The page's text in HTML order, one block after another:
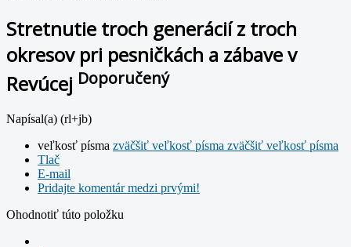
Stretnutie troch generácií z troch
okresov pri pesničkách a zábave v
Revúcej Doporučený
Napísal(a) (rl+jb)
veľkosť písma zväčšiť veľkosť písma zväčšiť veľkosť písma
Tlač
E-mail
Pridajte komentár medzi prvými!
Ohodnotiť túto položku